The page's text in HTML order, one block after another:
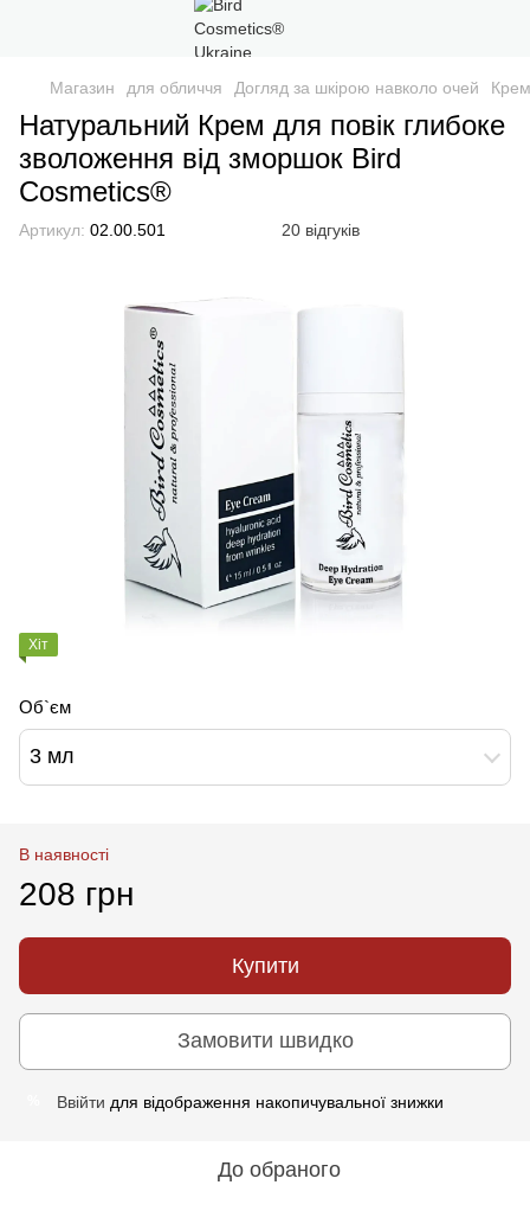
Магазин для обличчя Догляд за шкірою навколо очей
Натуральний Крем для повік глибоке
зволоження від зморшок Bird
Cosmetics®
Артикул: 02.00.501 20 відгуків
Хіт
Об`єм
3 мл
В наявності
208 грн
Купити
Замовити швидко
Ввійти для відображення накопичувальної знижки
До обраного